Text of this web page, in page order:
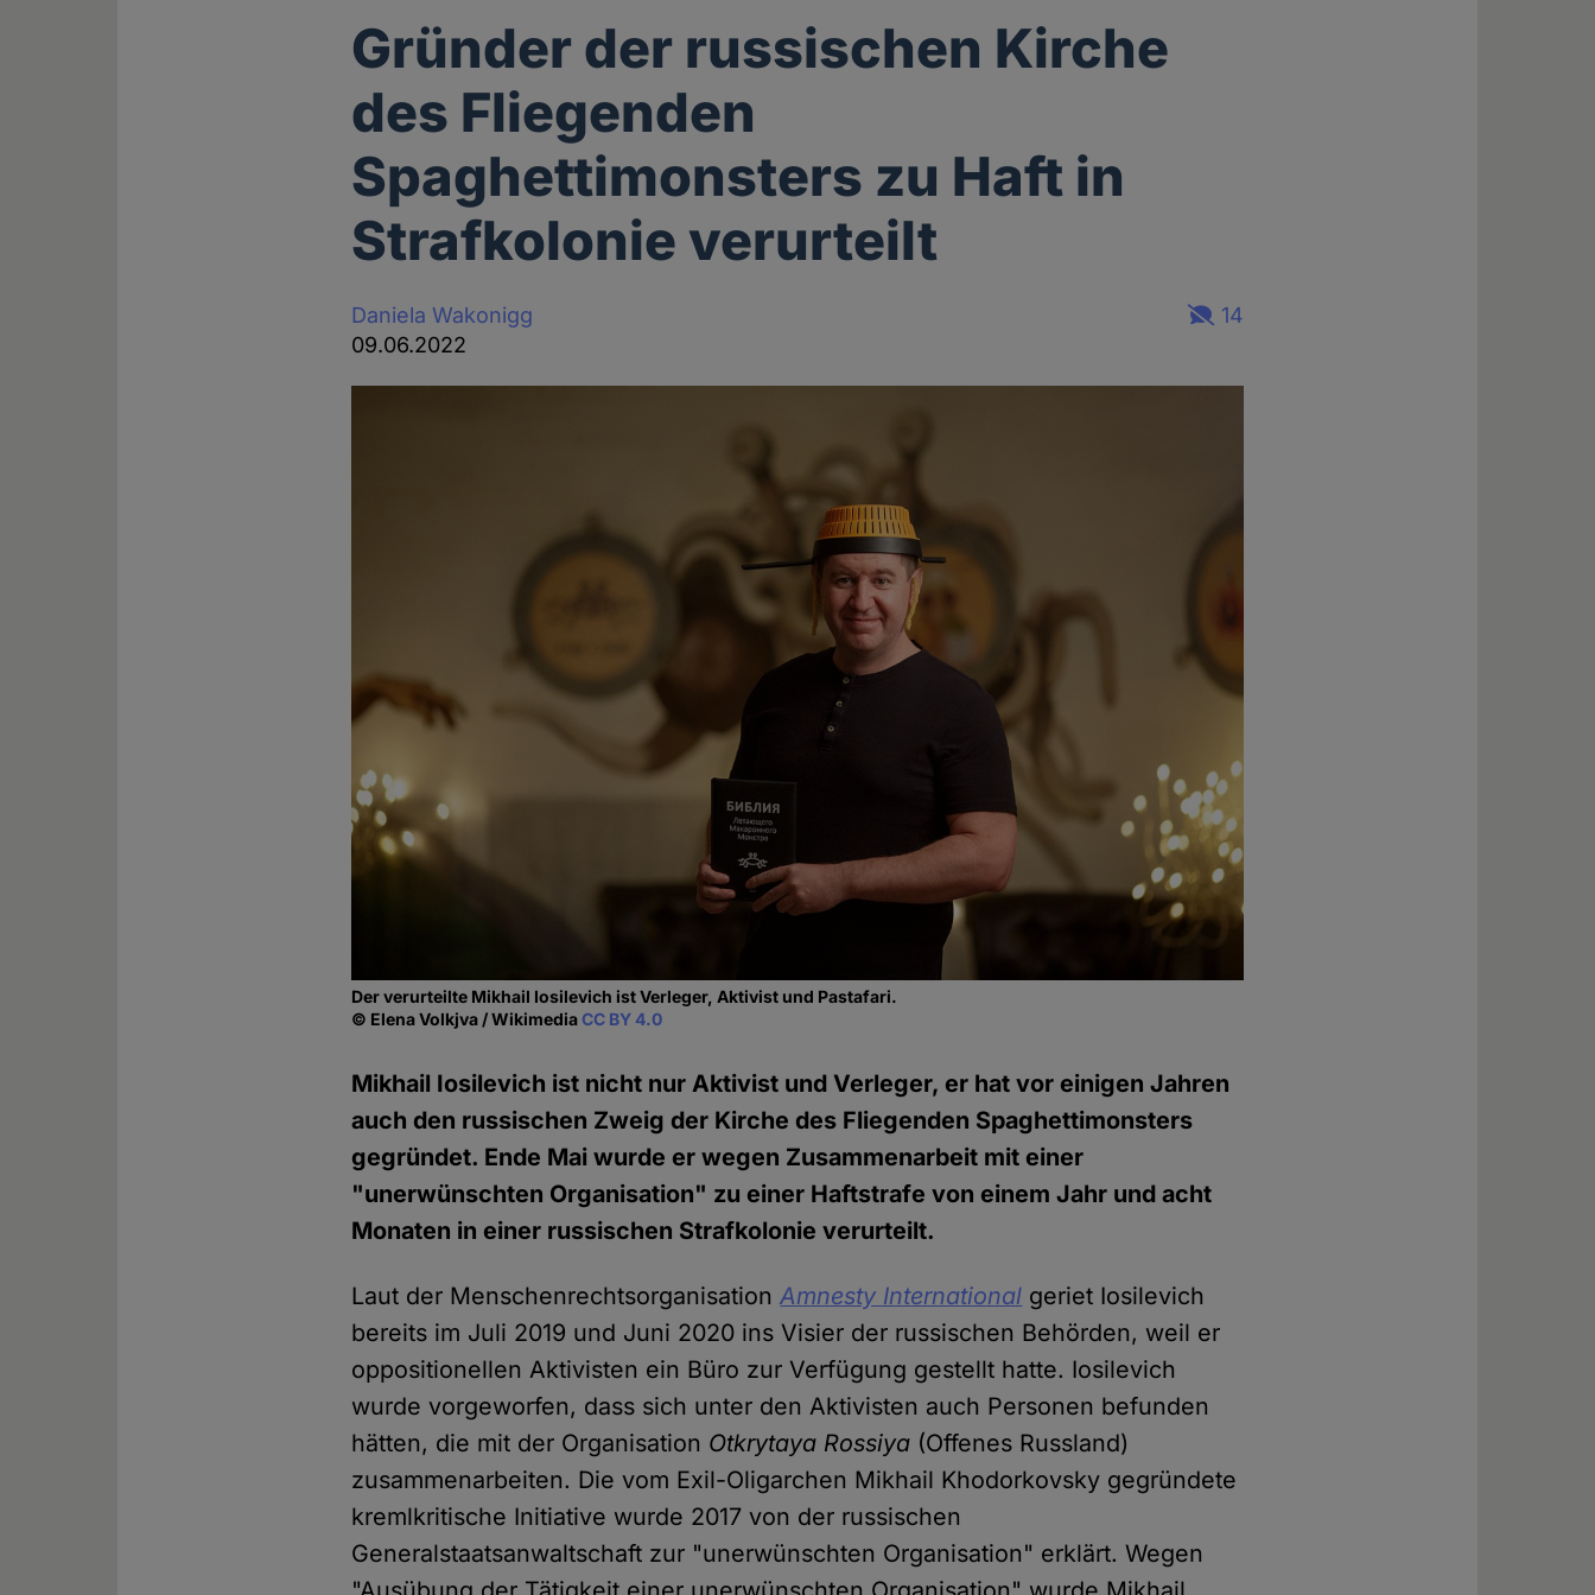
Gründer der russischen Kirche
des Fliegenden
Spaghettimonsters zu Haft in
Strafkolonie verurteilt
Daniela Wakonigg
09.06.2022
14
Der verurteilte Mikhail Iosilevich ist Verleger, Aktivist und Pastafari.
© Elena Volkjva / WikimediaCC BY 4.0
Mikhail Iosilevich ist nicht nur Aktivist und Verleger, er hat vor einigen Jahren
auch den russischen Zweig der Kirche des Fliegenden Spaghettimonsters
gegründet. Ende Mai wurde er wegen Zusammenarbeit mit einer
"unerwünschten Organisation" zu einer Haftstrafe von einem Jahr und acht
Monaten in einer russischen Strafkolonie verurteilt.
Laut der MenschenrechtsorganisationAmnesty International geriet Iosilevich
bereits im Juli 2019 und Juni 2020 ins Visier der russischen Behörden, weil er
oppositionellen Aktivisten ein Büro zur Verfügung gestellt hatte. Iosilevich
wurde vorgeworfen, dass sich unter den Aktivisten auch Personen befunden
hätten, die mit der Organisation Otkrytaya Rossiya (Offenes Russland)
zusammenarbeiten. Die vom Exil-Oligarchen Mikhail Khodorkovsky gegründete
kremlkritische Initiative wurde 2017 von der russischen
Generalstaatsanwaltschaft zur "unerwünschten Organisation" erklärt. Wegen